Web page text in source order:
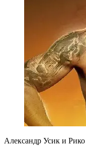
Александр Усик и